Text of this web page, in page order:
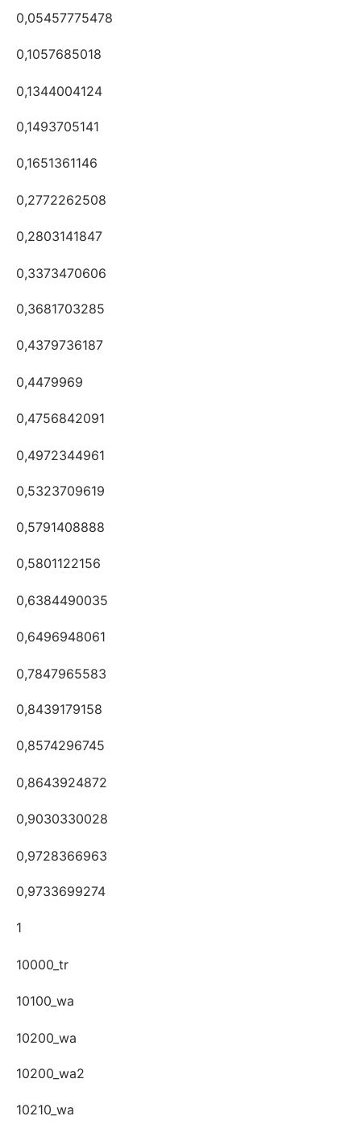
0,05457775478
0,1057685018
0,1344004124
0,1493705141
0,1651361146
0,2772262508
0,2803141847
0,3373470606
0,3681703285
0,4379736187
0,4479969
0,4756842091
0,4972344961
0,5323709619
0,5791408888
0,5801122156
0,6384490035
0,6496948061
0,7847965583
0,8439179158
0,8574296745
0,8643924872
0,9030330028
0,9728366963
0,9733699274
1
10000_tr
10100_wa
10200_wa
10200_wa2
10210_wa